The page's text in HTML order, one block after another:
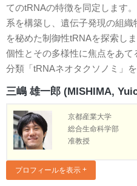
てのtRNAの特徴を同定します
系を構築し、遺伝子発現の組
を秘めた制御性tRNAを探索し
個性とその多様性に焦点をあ
分類「tRNAネオタクソノミ」を
三嶋 雄一郎 (MISHIMA,
京都産業大学
総合生命科学部
准教授
プロフィールを表示